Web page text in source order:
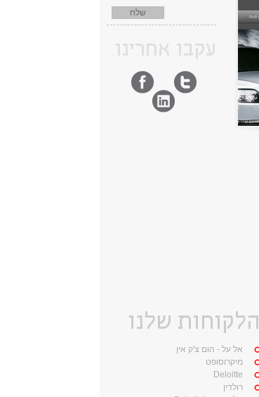
עקבו אחרינו
הלקוחות שלנו
אל על - הום צ'ק אין
מיקרוסופט
Deloitte
רולדין